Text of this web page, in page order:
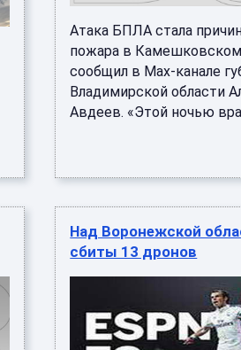
Атака БПЛА стала
пожара в Камешковском
сообщил в Max-канале
Владимирской области
Авдеев. «Этой ночью
Над Воронежской
сбиты 13 дронов